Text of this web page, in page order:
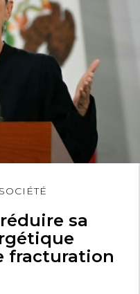
SOCIÉTÉ
sa
fracturation